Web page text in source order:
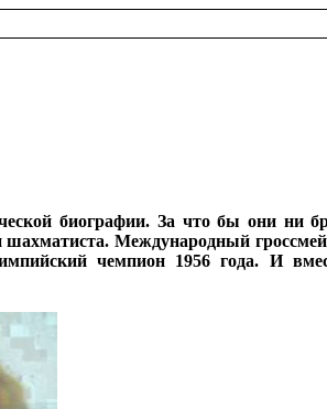
биографии. За что бы они ни
Международный
чемпион 1956 года. И